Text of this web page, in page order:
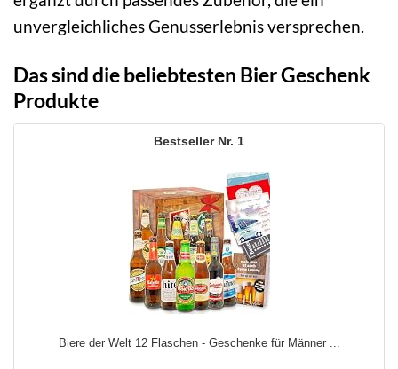
unvergleichliches Genusserlebnis versprechen.
Das sind die beliebtesten Bier Geschenk
Produkte
1
Biere der Welt 12 Flaschen - Geschenke für Männer ...